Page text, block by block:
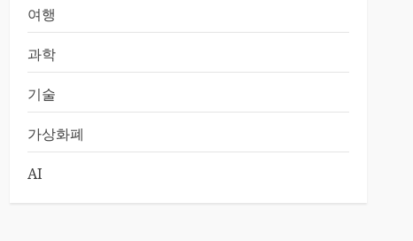
여행
과학
기술
가상화폐
AI